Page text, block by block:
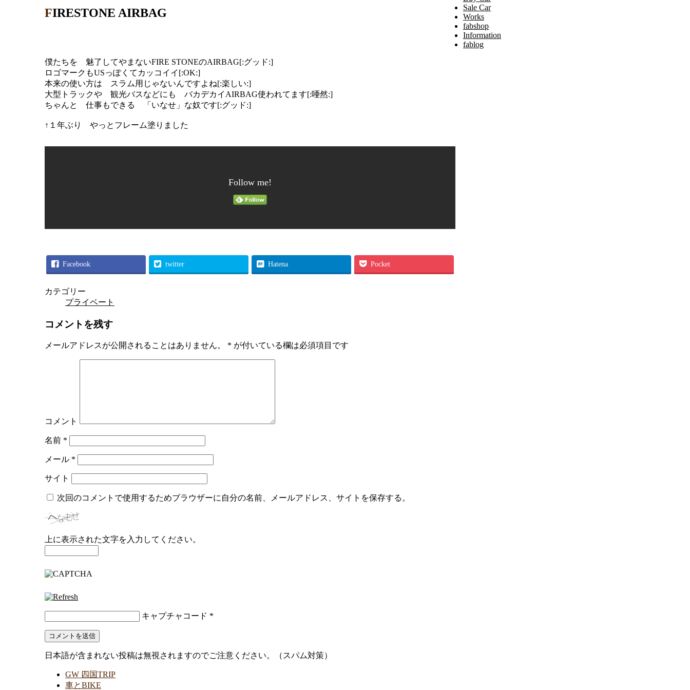
FIRESTONE AIRBAG
僕たちを 魅了してやまないFIRE STONEのAIRBAG[:グッド:]
ロゴマークもUSっぽくてカッコイイ[:OK:]
本来の使い方は スラム用じゃないんですよね[:楽しい:]
大型トラックや 観光バスなどにも バカデカイAIRBAG使われてます[:唖然:]
ちゃんと 仕事もできる 「いなせ」な奴です[:グッド:]
↑１年ぶり やっとフレーム塗りました
Follow me!
Facebook twitter Hatena Pocket
カテゴリー
プライベート
コメントを残す
メールアドレスが公開されることはありません。 * が付いている欄は必須項目です
コメント
名前 *
メール *
サイト
次回のコメントで使用するためブラウザーに自分の名前、メールアドレス、サイトを保存する。
上に表示された文字を入力してください。
キャプチャコード *
日本語が含まれない投稿は無視されますのでご注意ください。（スパム対策）
GW 四国TRIP
車とBIKE
Sale Car
Works
fabshop
Information
fablog